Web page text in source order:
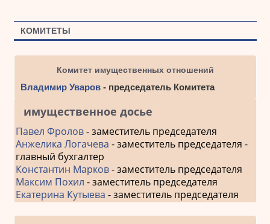
КОМИТЕТЫ
Комитет имущественных отношений
Владимир Уваров- председатель Комитета
имущественное досье
Павел Фролов- заместитель председателя
Анжелика Логачева - заместитель председателя -
главный бухгалтер
Константин Марков- заместитель председателя
Максим Похил - заместитель председателя
Екатерина Кутыева - заместитель председателя